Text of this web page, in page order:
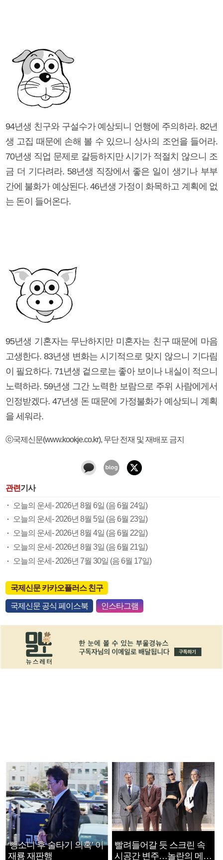
94년생 친구와 구설수가 예상되니 언행에 주의하라. 82년
생 고집 때문에 손해 볼 수 있으니 상사의 조언을 들어라.
70년생 직업 문제로 갈등하지만 시기가 적절치 않으니 조
금 더 기다려라. 58년생 직장에서 좋은 일이 생기나 부부
간에 불화가 예상된다. 46년생 가정이 화목하고 계획에 없
는 돈이 들어온다.
95년생 기혼자는 무난하지만 미혼자는 친구 때문에 마음
고생한다. 83년생 변화는 시기적으로 맞지 않으니 기다림
이 필요하다. 71년생 겉으로는 좋아 보이나 내실이 적으니
노력하라. 59년생 그간 노력한 보람으로 주위 사람에게서
인정받겠다. 47년생 돈 때문에 가정불화가 예상되니 계획
을 세워라.
ⓒ국제신문(www.kookje.co.kr), 무단 전재 및 재배포 금지
관련기사
오늘의 운세- 2026년 8월 6일 (음 6월 24일)
오늘의 운세- 2026년 8월 5일 (음 6월 23일)
오늘의 운세- 2026년 8월 4일 (음 6월 22일)
오늘의 운세- 2026년 8월 3일 (음 6월 21일)
오늘의 운세- 2026년 7월 30일 (음 6월 17일)
국제신문 카카오플러스 친구
국제신문 공식 페이스북 인스타그램
‘뺑소니 후 술타기 의혹’ 이
재룡 재판행
빨려들어갈 듯 스크린 속
시공간 변주…놀란의 메시